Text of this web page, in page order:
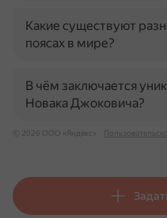
Какие существуют
поясах в мире?
В чём заключается
Новака Джоковича?
© 2026 ООО «Яндекс»